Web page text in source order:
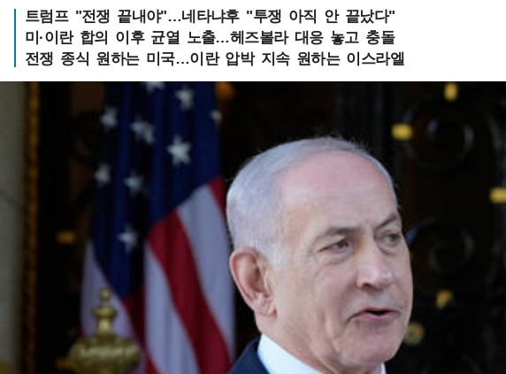
트럼프 "전쟁 끝내야"…네타냐후 "투쟁 아직 안 끝났다"
미·이란 합의 이후 균열 노출…헤즈볼라 대응 놓고 충돌
전쟁 종식 원하는 미국…이란 압박 지속 원하는 이스라엘